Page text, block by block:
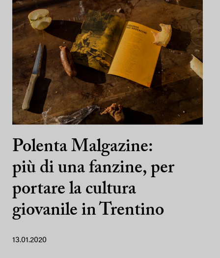
Polenta Malgazine:
più di una fanzine, per
portare la cultura
giovanile in Trentino
13.01.2020